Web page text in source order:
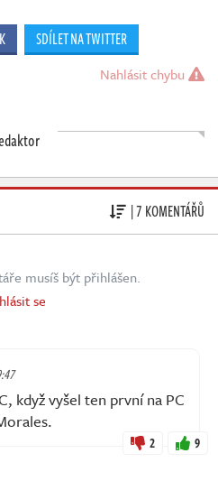
SDÍLET NA TWITTER
Nahlásit chybu
| 7 KOMENTÁŘŮ
musíš být přihlášen.
se
když vyšel ten první na PC
2 9